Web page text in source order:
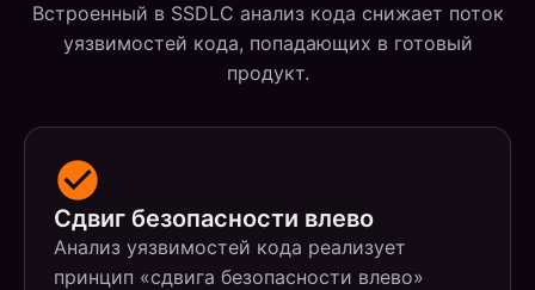
Встроенный в SSDLC анализ кода снижает поток
уязвимостей кода, попадающих в готовый
продукт.
Сдвиг безопасности влево
Анализ уязвимостей кода реализует
принцип «сдвига безопасности влево»